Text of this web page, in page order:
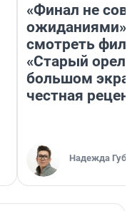
«Финал не
ожиданиями»:
смотреть
«Старый орел»
большом
честная
Надежда